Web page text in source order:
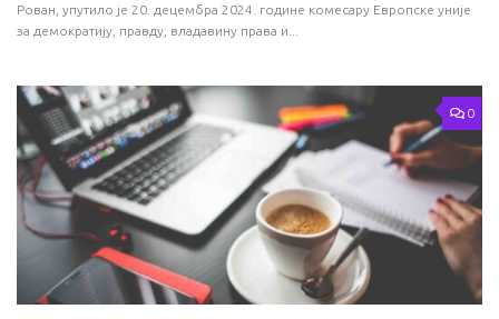
Рован, упутило је 20. децембра 2024. године комесару Европске уније
за демократију, правду, владавину права и...
0